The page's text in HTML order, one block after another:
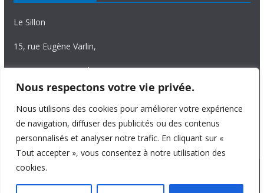
Nous respectons votre vie privée.
Nous utilisons des cookies pour améliorer votre expérience
de navigation, diffuser des publicités ou des contenus
personnalisés et analyser notre trafic. En cliquant sur «
Tout accepter », vous consentez à notre utilisation des
cookies.
Le Sillon
15, rue Eugène Varlin,
87036 Limoges Cedex.
Tél. 05 55 06 14 15
Nous écrire